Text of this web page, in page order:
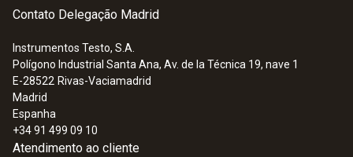
: 0572 1622
Data logger online testo 162 T2 -
2 ligações para sondas de temperatura
NTC
217,67 €
Contato Delegação Madrid
Instrumentos Testo, S.A.
Polígono Industrial Santa Ana, Av. de la Técnica 19, nave 1
E-28522 Rivas-Vaciamadrid
Madrid
Espanha
+34 91 499 09 10
Atendimento ao cliente